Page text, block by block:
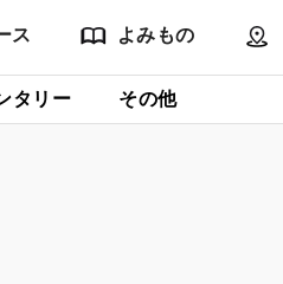
ス よみもの
タリー その他